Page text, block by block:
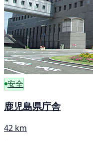
安全
鹿児島県庁舎
42 km